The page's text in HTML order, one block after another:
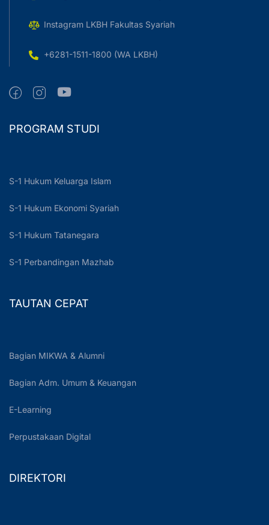
Instagram LKBH Fakultas Syariah
+6281-1511-1800 (WA LKBH)
PROGRAM STUDI
S-1 Hukum Keluarga Islam
S-1 Hukum Ekonomi Syariah
S-1 Hukum Tatanegara
S-1 Perbandingan Mazhab
TAUTAN CEPAT
Bagian MIKWA & Alumni
Bagian Adm. Umum & Keuangan
E-Learning
Perpustakaan Digital
DIREKTORI